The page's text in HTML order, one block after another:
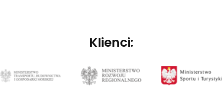
Klienci: